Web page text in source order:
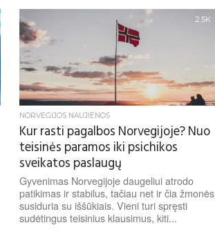
2.5K
NORVEGIJOS NAUJIENOS
Kur rasti pagalbos Norvegijoje? Nuo
teisinės paramos iki psichikos
sveikatos paslaugų
Gyvenimas Norvegijoje daugeliui atrodo
patikimas ir stabilus, tačiau net ir čia žmonės
susiduria su iššūkiais. Vieni turi spręsti
sudėtingus teisinius klausimus, kiti...